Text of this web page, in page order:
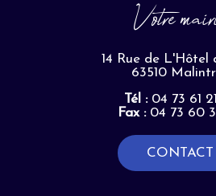
Votre
14 Rue de L'Hôtel
63510
Tél :04 73 61
Fax :04 73 60
CONTACT